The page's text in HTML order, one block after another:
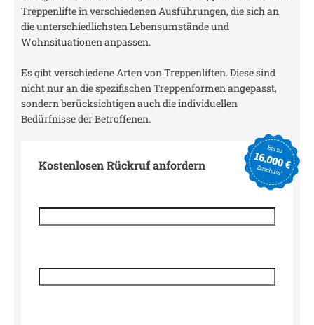
Treppenlifte in verschiedenen Ausführungen, die sich an
die unterschiedlichsten Lebensumstände und
Wohnsituationen anpassen.
Es gibt verschiedene Arten von Treppenliften. Diese sind
nicht nur an die spezifischen Treppenformen angepasst,
sondern berücksichtigen auch die individuellen
Bedürfnisse der Betroffenen.
Kostenlosen Rückruf anfordern